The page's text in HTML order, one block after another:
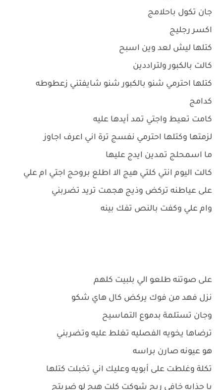
جان تكول باحلامج
اكسر رجليج
كتلها ليش لعد وين اسبح
كالت بالكبور ولتراددين
كتلها احترمي شنو بالكبور شنو شايفتني زعطوطه
كدامج
كامت تعيط واجتي تمد أيدها عليه
لزمتها وكتلها احترمي نفسج ترة اني اعرف اجاوز
ما اسمحلج تمدين ايدج عليها
كالت اليوم انتي كلتي هيج الا اطلع بروحج اجتي ام علي
على عياطنه تركض وذيج هجمت تريد تضربني
وام علي وكفت بالنص تفك بينه
على صوتنه طلعو الي بلبيت كلهم
نزل فهد من فوك يركض كال هاي شكو
وجان تستلمة بدموع التماسيح
ترضاها يخويه الفصليه تغلط عليه وتضربني
هو عيونه صارن براسه
تكلة وغلطت على أبويه وعليك اني تخبلت كتلها
يا جذابه خافي ربج شوكت كلت هيج لو ضربتج